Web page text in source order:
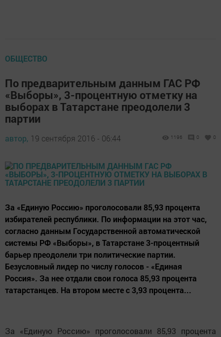
ОБЩЕСТВО
По предварительным данным ГАС РФ
«Выборы», 3-процентную отметку на
выборах в Татарстане преодолели 3
партии
автор, 19 сентября 2016 - 06:44 1196 0 0
За «Единую Россию» проголосовали 85,93 процента
избирателей республики. По информации на этот час,
согласно данным Государственной автоматической
системы РФ «Выборы», в Татарстане 3-процентный
барьер преодолели три политические партии.
Безусловный лидер по числу голосов - «Единая
Россия». За нее отдали свои голоса 85,93 процента
татарстанцев. На втором месте с 3,93 процента...
За «Единую Россию» проголосовали 85,93 процента